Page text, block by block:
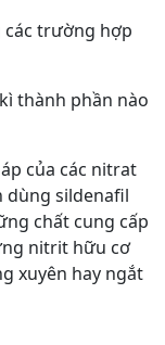
các trường hợp
thành phần nào
của các nitrat
dùng sildenafil
chất cung cấp
nitrit hữu cơ
xuyên hay ngắt